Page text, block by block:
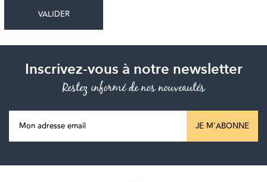
Inscrivez-vous à notre newsletter
Restez informé de nos nouveautés
JE M'ABONNE